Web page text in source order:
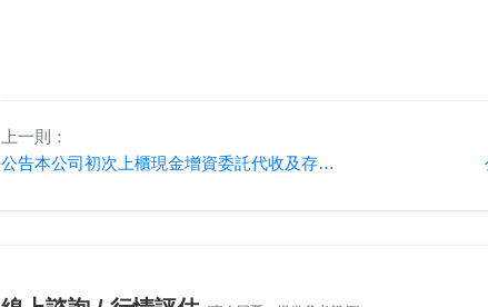
上一則：
公告本公司初次上櫃現金增資委託代收及存儲價款機構